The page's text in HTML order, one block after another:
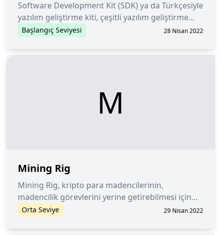
Software Development Kit (SDK) ya da Türkçesiyle
yazılım geliştirme kiti, çeşitli yazılım geliştirme
araçlarından oluşan bir pakettir.
Başlangıç Seviyesi 28 Nisan 2022
M
Mining Rig
Mining Rig, kripto para madencilerinin,
madencilik görevlerini yerine getirebilmesi için
oluşturdukları donanımsal çözümdür.
Orta Seviye 29 Nisan 2022